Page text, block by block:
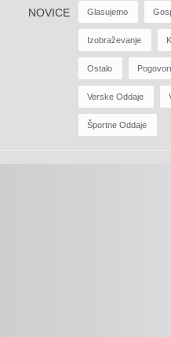
NOVICE Glasujemo
Izobraževanje
Ostalo
Verske Oddaje
Športne Oddaje